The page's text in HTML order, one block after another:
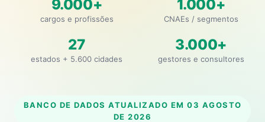
9.000+
cargos e profissões
1.000+
CNAEs / segmentos
27
estados + 5.600 cidades
3.000+
gestores e consultores
BANCO DE DADOS ATUALIZADO EM 03 AGOSTO
DE 2026